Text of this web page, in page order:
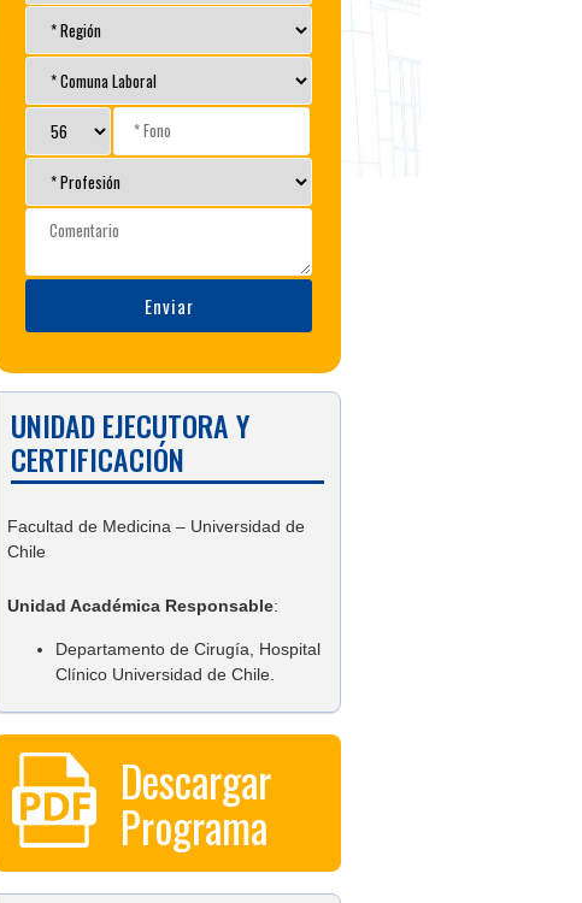
UNIDAD EJECUTORA Y
CERTIFICACIÓN
Facultad de Medicina – Universidad de
Chile
Unidad Académica Responsable:
Departamento de Cirugía, Hospital
Clínico Universidad de Chile.
Descargar
Programa